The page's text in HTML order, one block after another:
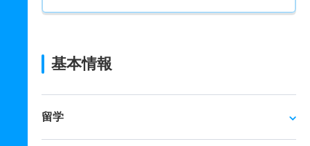
基本情報
留学